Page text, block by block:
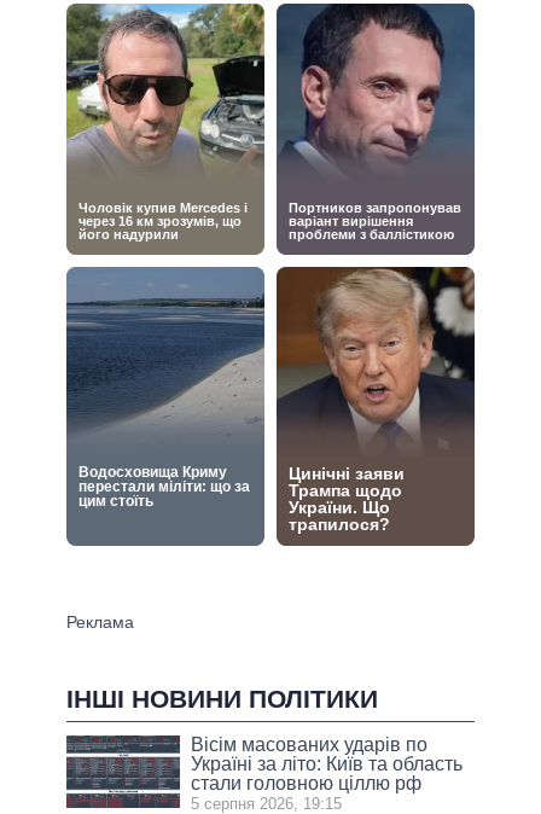
ІНШІ НОВИНИ ПОЛІТИКИ
Вісім масованих ударів по
Україні за літо: Київ та область
стали головною ціллю рф
5 серпня 2026, 19:15